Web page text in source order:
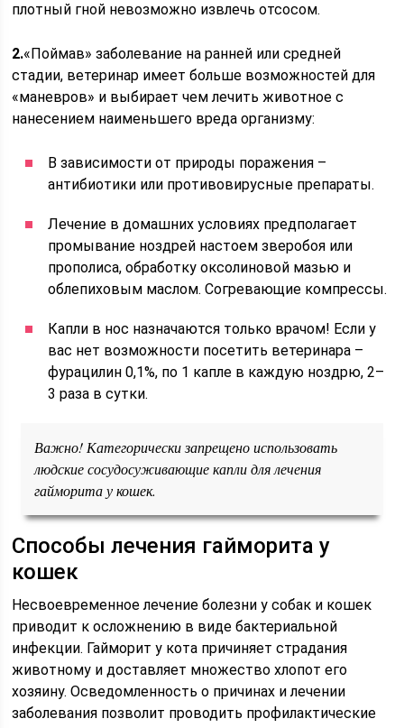
плотный гной невозможно извлечь отсосом.
2.«Поймав» заболевание на ранней или средней
стадии, ветеринар имеет больше возможностей для
«маневров» и выбирает чем лечить животное с
нанесением наименьшего вреда организму:
В зависимости от природы поражения –
антибиотики или противовирусные препараты.
Лечение в домашних условиях предполагает
промывание ноздрей настоем зверобоя или
прополиса, обработку оксолиновой мазью и
облепиховым маслом. Согревающие компрессы.
Капли в нос назначаются только врачом! Если у
вас нет возможности посетить ветеринара –
фурацилин 0,1%, по 1 капле в каждую ноздрю, 2–
3 раза в сутки.
Важно! Категорически запрещено использовать
людские сосудосуживающие капли для лечения
гайморита у кошек.
Способы лечения гайморита у
кошек
Несвоевременное лечение болезни у собак и кошек
приводит к осложнению в виде бактериальной
инфекции. Гайморит у кота причиняет страдания
животному и доставляет множество хлопот его
хозяину. Осведомленность о причинах и лечении
заболевания позволит проводить профилактические